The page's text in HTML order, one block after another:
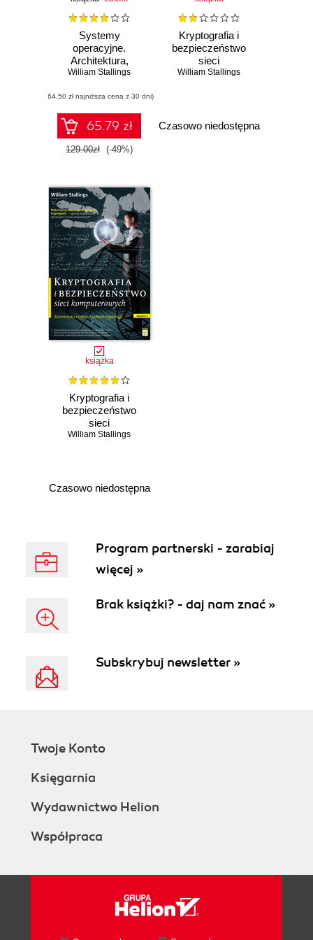
Systemy
operacyjne.
Architektura,
funkcjonowanie i
Wydanie IX
William Stallings
(64,50 zł najniższa cena z 30 dni)
65.79 zł
129.00zł (-49%)
Kryptografia i
bezpieczeństwo
sieci
komputerowych.
komunikacji
William Stallings
Czasowo niedostępna
książka
Kryptografia i
bezpieczeństwo
sieci
komputerowych.
William Stallings
Czasowo niedostępna
Program partnerski - zarabiaj
więcej »
Brak książki? - daj nam znać »
Subskrybuj newsletter »
Twoje Konto
Księgarnia
Wydawnictwo Helion
Współpraca